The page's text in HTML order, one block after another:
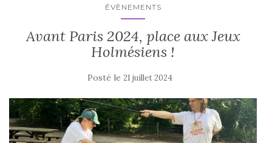
ÉVÈNEMENTS
Avant Paris 2024, place aux Jeux
Holmésiens !
Posté le 21 juillet 2024